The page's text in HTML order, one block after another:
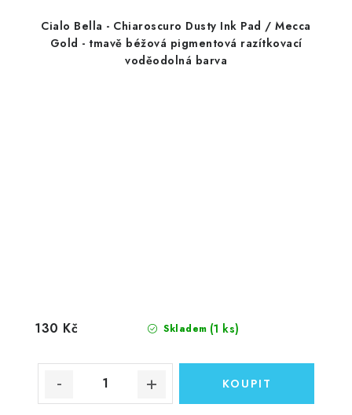
Cialo Bella - Chiaroscuro Dusty Ink Pad / Mecca
Gold - tmavě béžová pigmentová razítkovací
voděodolná barva
Skladem (1 ks)
130 Kč